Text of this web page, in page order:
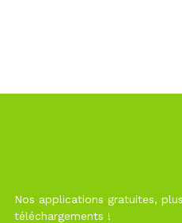
Nos applications gratuites,
téléchargements !